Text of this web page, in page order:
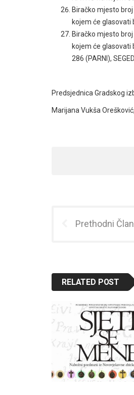
Biračko mjesto broj
kojem će glasovati
Biračko mjesto broj
kojem će glasovati
286 (PARNI), SEGED.
Predsjednica Gradskog
Marijana Vukša
Prethodni
RELATED POST